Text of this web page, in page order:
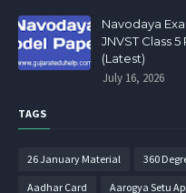
Navodaya
JNVST Class
(Latest)
July 16, 2026
TAGS
26 January Material 360
Aadhar Card Aarogya Setu